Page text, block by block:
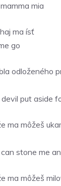
mia
ma ísť
go
odloženého
put aside
ma môžeš
stone me
ma môžeš